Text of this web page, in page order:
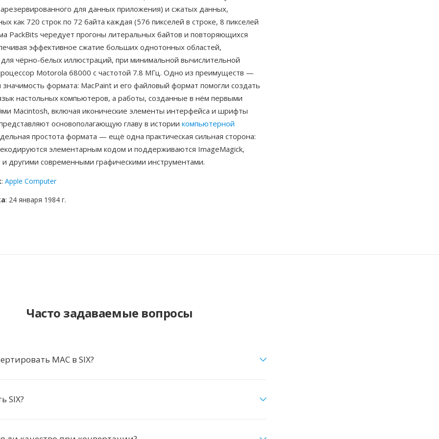
для данных приложения) и сжатых данных,
как 720 строк по 72 байта каждая (576 пикселей в строке, 8 пикселей
PackBits чередует прогоны литеральных байтов и повторяющихся
эффективное сжатие больших однотонных областей,
чёрно-белых иллюстраций, при минимальной вычислительной
Motorola 68000 с частотой 7.8 МГц. Одно из преимуществ —
значимость формата: MacPaint и его файловый формат помогли создать
настольных компьютеров, а работы, созданные в нём первыми
Macintosh, включая иконические элементы интерфейса и шрифты
основополагающую главу в истории компьютерной
простота формата — ещё одна практическая сильная сторона:
элементарным кодом и поддерживаются ImageMagick,
и другими современными графическими инструментами.
: Apple Computer
: 24 января 1984 г.
Часто задаваемые вопросы
MAC в SIX?
SIX?